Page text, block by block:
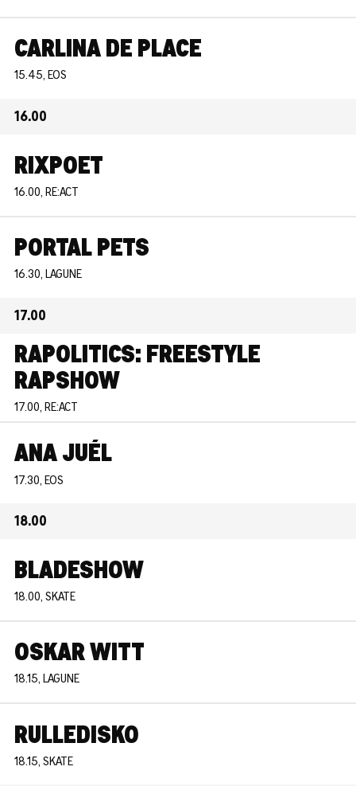
CARLINA DE PLACE
15.45, EOS
16.00
RIXPOET
16.00, RE:ACT
PORTAL PETS
16.30, LAGUNE
17.00
RAPOLITICS: FREESTYLE
RAPSHOW
17.00, RE:ACT
ANA JUÉL
17.30, EOS
18.00
BLADESHOW
18.00, SKATE
OSKAR WITT
18.15, LAGUNE
RULLEDISKO
18.15, SKATE